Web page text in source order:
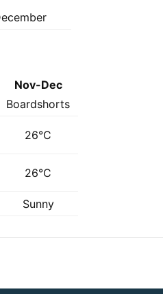
Nov-Dec
Boardshorts
26°C
26°C
Sunny